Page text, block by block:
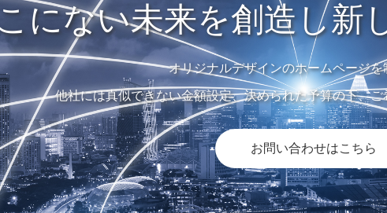
にない未来を創造し新
オリジナルデザインのホームページを
他社には真似できない金額設定、決められた予算の下、
お問い合わせはこちら